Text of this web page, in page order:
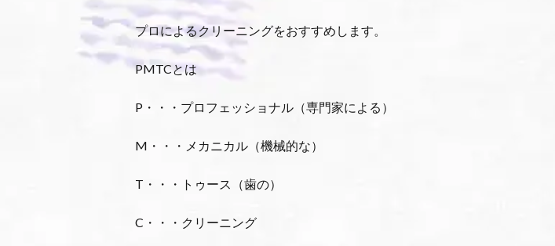
プロによるクリーニングをおすすめします。
PMTCとは
P・・・プロフェッショナル（専門家による）
M・・・メカニカル（機械的な）
T・・・トゥース（歯の）
C・・・クリーニング